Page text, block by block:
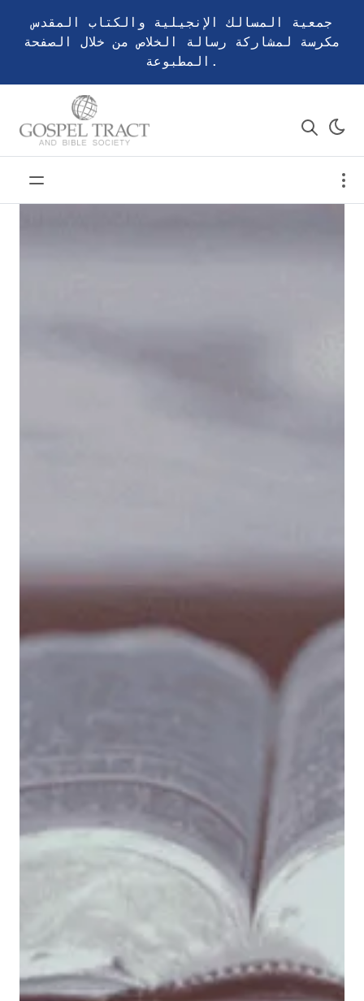
جمعية المسالك الإنجيلية والكتاب المقدس
مكرسة لمشاركة رسالة الخلاص من خلال الصفحة
المطبوعة.